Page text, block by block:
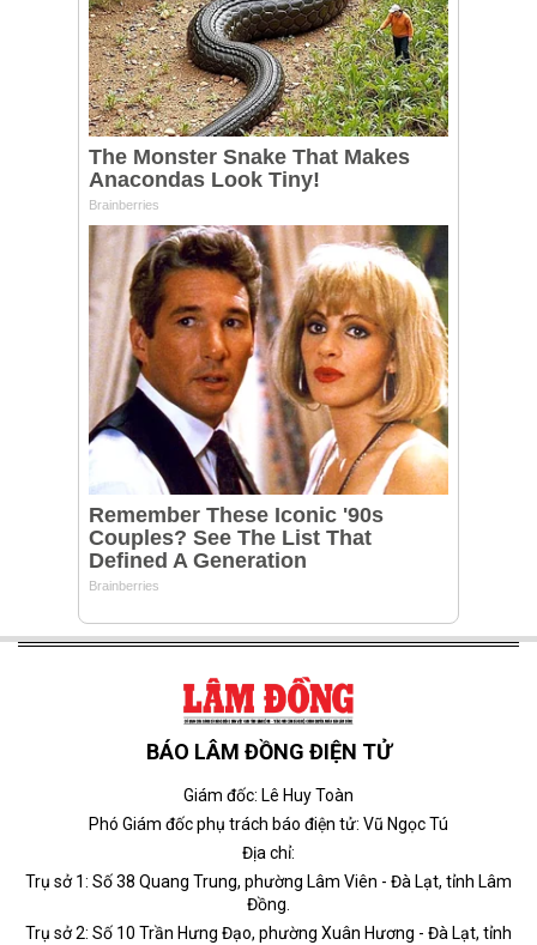
BÁO LÂM ĐỒNG ĐIỆN TỬ
Giám đốc: Lê Huy Toàn
Phó Giám đốc phụ trách báo điện tử: Vũ Ngọc Tú
Địa chỉ:
Trụ sở 1: Số 38 Quang Trung, phường Lâm Viên - Đà Lạt, tỉnh Lâm
Đồng.
Trụ sở 2: Số 10 Trần Hưng Đạo, phường Xuân Hương - Đà Lạt, tỉnh